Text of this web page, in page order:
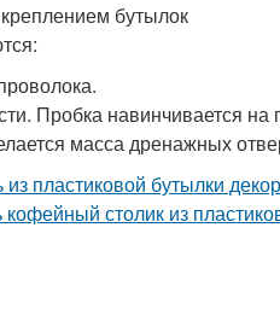
бутылок
Пробка навинчивается
масса дренажных